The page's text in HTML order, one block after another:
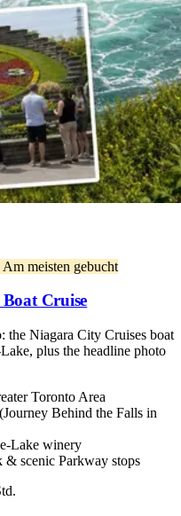
Am meisten gebucht
Cruise
the Niagara City Cruises boat
plus the headline photo
Toronto Area
Behind the Falls in
Lake winery
scenic Parkway stops